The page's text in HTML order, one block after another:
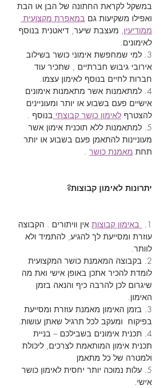
במשקל לקראת החתונה של הבן או הבת
ואפילו משקיעות גם במאפרת מקצועית
ממודיעין, מעצבת שיער, דיאטנית בנוסף
לאימונים.
3. למי שמחפשת אימוני כושר בשילוב
אירובי גיבוש חברתיים , שתכיר עוד
חברות לחיים בנוסף לאימון עצמו.
4. למתאמנות אשר מתאמנות אימונים
אישיים פעם בשבוע או יותר ומעוניינים
להצטרף לאימון כושר קבוצתי בנוסף .
5. למתאמנות ללא תוכנית אימון אשר
מעוניינות להתאמן פעם בשבוע או יותר
תחת מאמנת כושר .
יתרונות לאימון קבוצות?
1. באימון קבוצות אין וויתורים . הקבוצה
עוזרת ומסייעת לך להגיע, להתמיד ולא
לוותר.
2. בקבוצה המאמנת כושר המקצועית
לומדת להכיר אתכן באופן אישי ואת מה
שיגרום לכן להרבה כיף והנאה בזמן
האימון.
3. בזמן האימון מאמנת עוזרת ומסייעת
בפיקוח  ומעקב לכל תרגיל שאתן עושות.
4. תכנית אימונים בשבילכם – בניית
תכנית אימון המותאמת לצרכים, ליכולת
ולמטרה של כל מתאמן
5. עלות נמוכה יותר יחסית לאימון כושר
אישי.